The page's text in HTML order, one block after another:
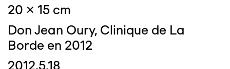
20 x 15 cm
Don Jean Oury, Clinique de La
Borde en 2012
2012.5.18